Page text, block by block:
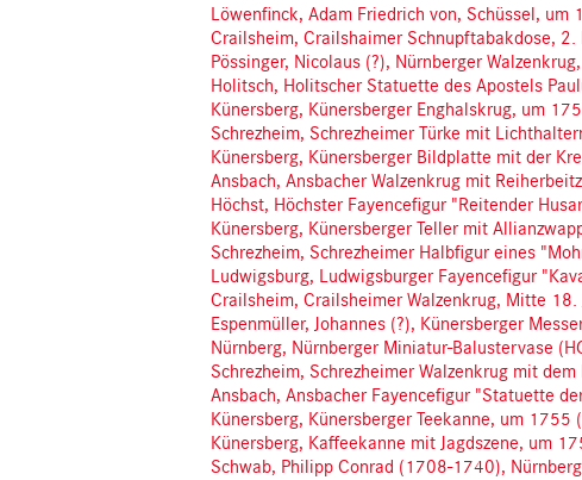
Löwenfinck, Adam Friedrich von, Schüssel, um
Crailsheim, Crailshaimer Schnupftabakdose,
Pössinger, Nicolaus (?), Nürnberger
Holitsch, Holitscher Statuette des Apostels
Künersberg, Künersberger Enghalskrug, um
Schrezheim, Schrezheimer Türke mit
Künersberg, Künersberger Bildplatte mit der
Ansbach, Ansbacher Walzenkrug mit
Höchst, Höchster Fayencefigur "Reitender
Künersberg, Künersberger Teller mit
Schrezheim, Schrezheimer Halbfigur eines
Ludwigsburg, Ludwigsburger Fayencefigur
Crailsheim, Crailsheimer Walzenkrug, Mitte
Espenmüller, Johannes (?), Künersberger
Nürnberg, Nürnberger Miniatur-Balustervase
Schrezheim, Schrezheimer Walzenkrug mit
Ansbach, Ansbacher Fayencefigur "Statuette
Künersberg, Künersberger Teekanne, um 1755
Künersberg, Kaffeekanne mit Jagdszene, um
Schwab, Philipp Conrad (1708-1740),